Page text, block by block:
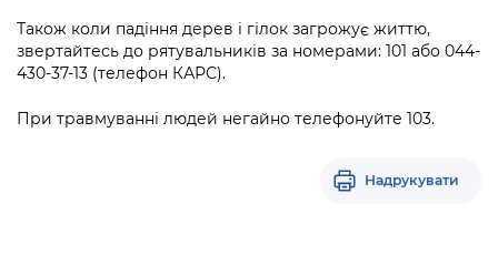
Безбар'єрність
Міський застосунок Київ Цифровий
Важливе під час воєнного стану
Також коли падіння дерев і гілок загрожує життю,
звертайтесь до рятувальників за номерами: 101 або 044-
430-37-13 (телефон КАРС).
При травмуванні людей негайно телефонуйте 103.
Надрукувати